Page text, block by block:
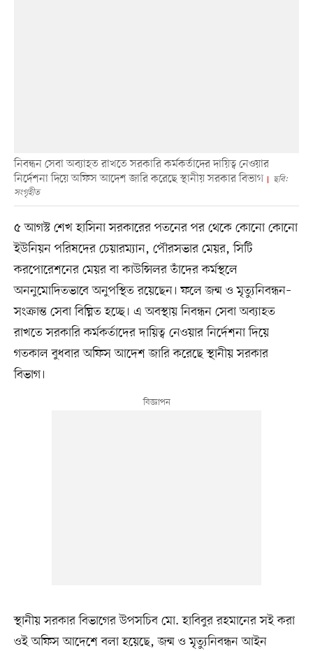
নিবন্ধন সেবা অব্যাহত রাখতে সরকারি কর্মকর্তাদের দায়িত্ব নেওয়ার
নির্দেশনা দিয়ে অফিস আদেশ জারি করেছে স্থানীয় সরকার বিভাগ
ছবি:
সংগৃহীত
৫ আগস্ট শেখ হাসিনা সরকারের পতনের পর থেকে কোনো কোনো
ইউনিয়ন পরিষদের চেয়ারম্যান, পৌরসভার মেয়র, সিটি
করপোরেশনের মেয়র বা কাউন্সিলর তাঁদের কর্মস্থলে
অননুমোদিতভাবে অনুপস্থিত রয়েছেন। ফলে জন্ম ও মৃত্যুনিবন্ধন–
সংক্রান্ত সেবা বিঘ্নিত হচ্ছে। এ অবস্থায় নিবন্ধন সেবা অব্যাহত
রাখতে সরকারি কর্মকর্তাদের দায়িত্ব নেওয়ার নির্দেশনা দিয়ে
গতকাল বুধবার অফিস আদেশ জারি করেছে স্থানীয় সরকার
বিভাগ।
স্থানীয় সরকার বিভাগের উপসচিব মো. হাবিবুর রহমানের সই করা
ওই অফিস আদেশে বলা হয়েছে, জন্ম ও মৃত্যুনিবন্ধন আইন